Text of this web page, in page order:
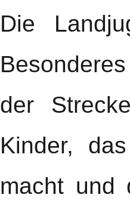
Die
der
Kinder,
macht und